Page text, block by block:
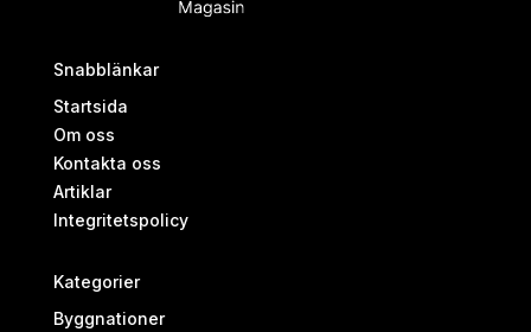
Snabblänkar
Startsida
Om oss
Kontakta oss
Artiklar
Integritetspolicy
Kategorier
Byggnationer